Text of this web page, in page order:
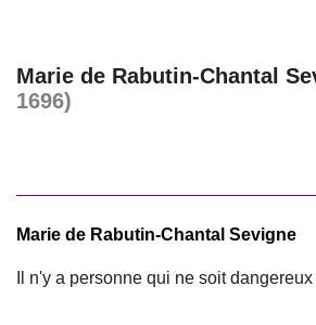
Marie de Rabutin-Chantal
1696)
Marie de Rabutin-Chantal Sevigne
Il n'y a personne qui ne soit